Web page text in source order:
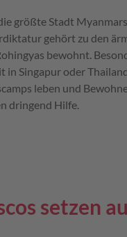
größte Stadt
gehört zu den
bewohnt.
Singapur oder
leben und
dringend Hilfe.
setzen